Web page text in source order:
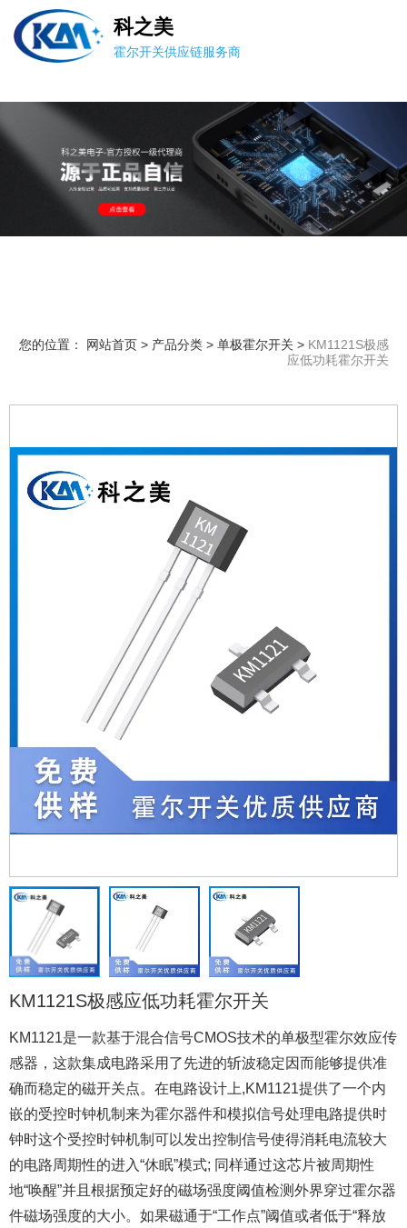
科之美
霍尔开关供应链服务商
您的位置： 网站首页 > 产品分类 > 单极霍尔开关 > KM1121S极感
应低功耗霍尔开关
KM1121S极感应低功耗霍尔开关
KM1121是一款基于混合信号CMOS技术的单极型霍尔效应传
感器，这款集成电路采用了先进的斩波稳定因而能够提供准
确而稳定的磁开关点。在电路设计上,KM1121提供了一个内
嵌的受控时钟机制来为霍尔器件和模拟信号处理电路提供时
钟时这个受控时钟机制可以发出控制信号使得消耗电流较大
的电路周期性的进入“休眠”模式; 同样通过这芯片被周期性
地“唤醒”并且根据预定好的磁场强度阈值检测外界穿过霍尔器
件磁场强度的大小。如果磁通于“工作点”阈值或者低于“释放